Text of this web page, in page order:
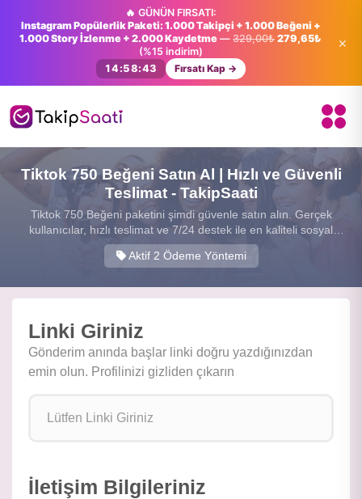
🔥 GÜNÜN FIRSATI:
Instagram Popülerlik Paketi: 1.000 Takipçi + 1.000 Beğeni +
1.000 Story İzlenme + 2.000 Kaydetme — 329,00₺ 279,65₺
(%15 indirim)
14:58:42
Fırsatı Kap →
×
Tiktok 750 Beğeni Satın Al | Hızlı ve Güvenli
Teslimat - TakipSaati
Tiktok 750 Beğeni paketini şimdi güvenle satın alın. Gerçek
kullanıcılar, hızlı teslimat ve 7/24 destek ile en kaliteli sosyal
medya hizmetini sunuyoruz.
Aktif 2 Ödeme Yöntemi
Linki Giriniz
Gönderim anında başlar linki doğru yazdığınızdan
emin olun. Profilinizi gizliden çıkarın
İletişim Bilgileriniz